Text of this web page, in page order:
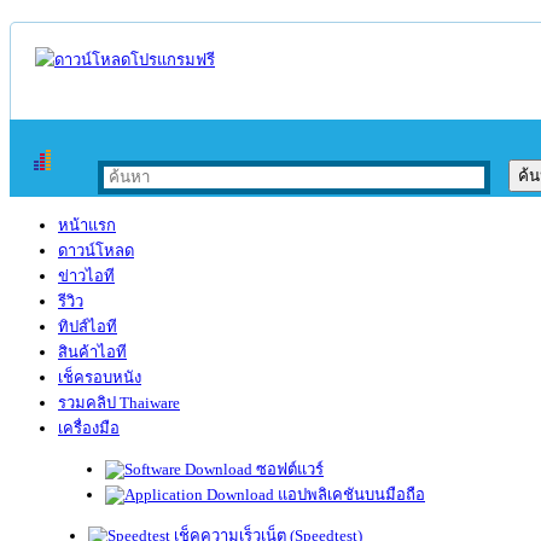
หน้าแรก
ดาวน์โหลด
ข่าวไอที
รีวิว
ทิปส์ไอที
สินค้าไอที
เช็ครอบหนัง
รวมคลิป Thaiware
เครื่องมือ
ซอฟต์แวร์
แอปพลิเคชันบนมือถือ
เช็คความเร็วเน็ต (Speedtest)